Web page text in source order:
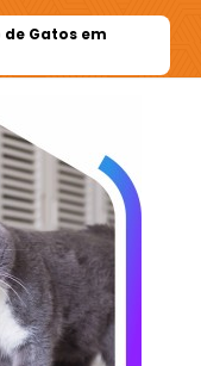
Gatos em